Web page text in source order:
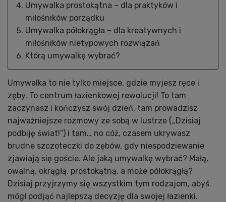
Umywalka prostokątna – dla praktyków i
miłośników porządku
Umywalka półokrągła – dla kreatywnych i
miłośników nietypowych rozwiązań
Którą umywalkę wybrać?
Umywalka to nie tylko miejsce, gdzie myjesz ręce i
zęby. To centrum łazienkowej rewolucji! To tam
zaczynasz i kończysz swój dzień, tam prowadzisz
najważniejsze rozmowy ze sobą w lustrze („Dzisiaj
podbiję świat!”) i tam… no cóż, czasem ukrywasz
brudne szczoteczki do zębów, gdy niespodziewanie
zjawiają się goście. Ale jaką umywalkę wybrać? Małą,
owalną, okrągłą, prostokątną, a może półokrągłą?
Dzisiaj przyjrzymy się wszystkim tym rodzajom, abyś
mógł podjąć najlepszą decyzję dla swojej łazienki.